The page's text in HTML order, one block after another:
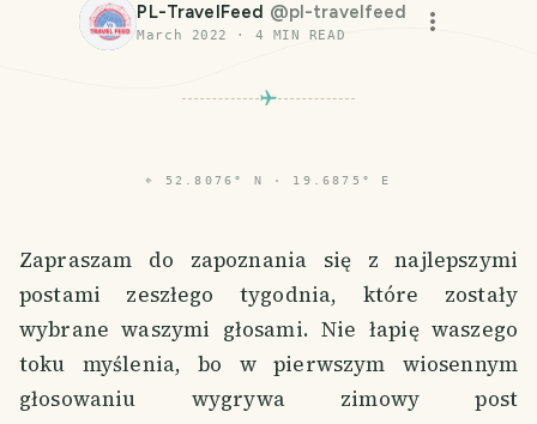
PL-TravelFeed @pl-travelfeed
March 2022 · 4 MIN READ
⌖ 52.8076° N · 19.6875° E
Zapraszam do zapoznania się z najlepszymi
postami zeszłego tygodnia, które zostały
wybrane waszymi głosami. Nie łapię waszego
toku myślenia, bo w pierwszym wiosennym
głosowaniu wygrywa zimowy post